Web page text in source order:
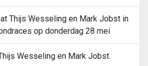
Thijs Wesseling en Mark Jobst in
op donderdag 28 mei
Wesseling en Mark Jobst